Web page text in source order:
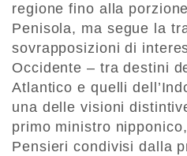
regione fino alla
Penisola, ma segue la
sovrapposizioni di
Occidente – tra destini
Atlantico e quelli
una delle visioni
primo ministro nipponico,
Pensieri condivisi dalla